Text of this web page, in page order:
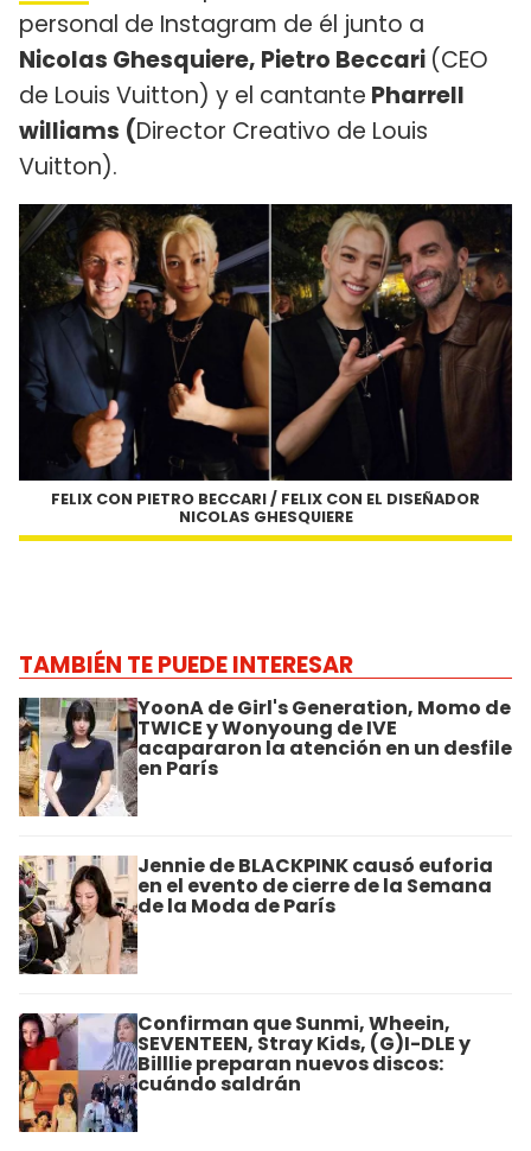
personal de Instagram de él junto a
Nicolas Ghesquiere, Pietro Beccari (CEO
de Louis Vuitton) y el cantante Pharrell
williams (Director Creativo de Louis
Vuitton​).
FELIX CON PIETRO BECCARI / FELIX CON EL DISEÑADOR
NICOLAS GHESQUIERE
TAMBIÉN TE PUEDE INTERESAR
YoonA de Girl's Generation, Momo de
TWICE y Wonyoung de IVE
acapararon la atención en un desfile
en París
Jennie de BLACKPINK causó euforia
en el evento de cierre de la Semana
de la Moda de París
Confirman que Sunmi, Wheein,
SEVENTEEN, Stray Kids, (G)I-DLE y
Billlie preparan nuevos discos:
cuándo saldrán